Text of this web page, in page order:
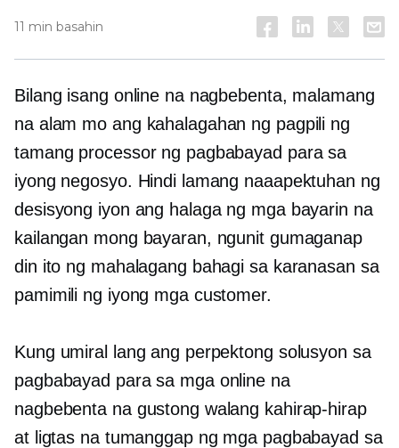
11 min basahin
Bilang isang online na nagbebenta, malamang
na alam mo ang kahalagahan ng pagpili ng
tamang processor ng pagbabayad para sa
iyong negosyo. Hindi lamang naaapektuhan ng
desisyong iyon ang halaga ng mga bayarin na
kailangan mong bayaran, ngunit gumaganap
din ito ng mahalagang bahagi sa karanasan sa
pamimili ng iyong mga customer.
Kung umiral lang ang perpektong solusyon sa
pagbabayad para sa mga online na
nagbebenta na gustong walang kahirap-hirap
at ligtas na tumanggap ng mga pagbabayad sa